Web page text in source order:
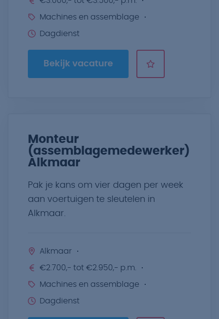
Machines en assemblage
Dagdienst
Bekijk vacature
Monteur
(assemblagemedewerker)
Alkmaar
Pak je kans om vier dagen per week
aan voertuigen te sleutelen in
Alkmaar.
Alkmaar
€2.700,- tot €2.950,- p.m.
Machines en assemblage
Dagdienst